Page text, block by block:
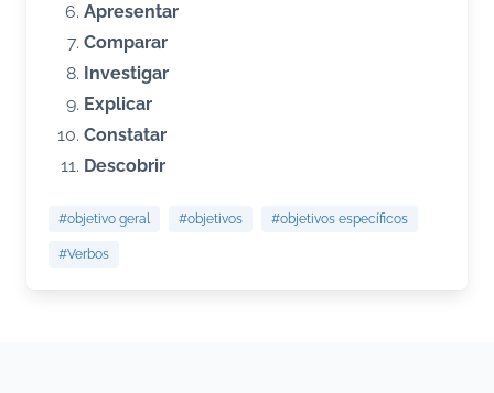
Apresentar
Comparar
Investigar
Explicar
Constatar
Descobrir
#objetivo geral #objetivos #objetivos específicos
#Verbos